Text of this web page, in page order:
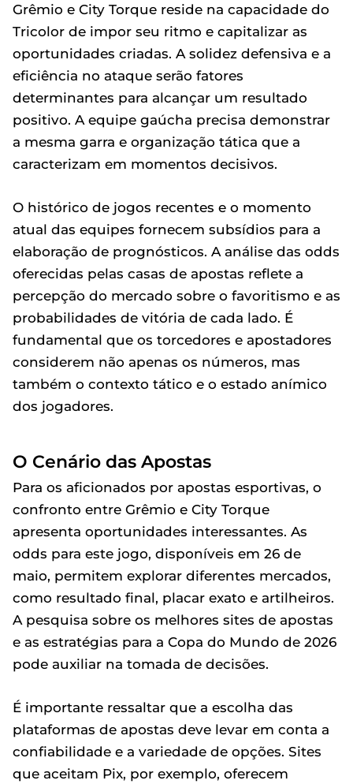
Grêmio e City Torque reside na capacidade do
Tricolor de impor seu ritmo e capitalizar as
oportunidades criadas. A solidez defensiva e a
eficiência no ataque serão fatores
determinantes para alcançar um resultado
positivo. A equipe gaúcha precisa demonstrar
a mesma garra e organização tática que a
caracterizam em momentos decisivos.
O histórico de jogos recentes e o momento
atual das equipes fornecem subsídios para a
elaboração de prognósticos. A análise das odds
oferecidas pelas casas de apostas reflete a
percepção do mercado sobre o favoritismo e as
probabilidades de vitória de cada lado. É
fundamental que os torcedores e apostadores
considerem não apenas os números, mas
também o contexto tático e o estado anímico
dos jogadores.
O Cenário das Apostas
Para os aficionados por apostas esportivas, o
confronto entre Grêmio e City Torque
apresenta oportunidades interessantes. As
odds para este jogo, disponíveis em 26 de
maio, permitem explorar diferentes mercados,
como resultado final, placar exato e artilheiros.
A pesquisa sobre os melhores sites de apostas
e as estratégias para a Copa do Mundo de 2026
pode auxiliar na tomada de decisões.
É importante ressaltar que a escolha das
plataformas de apostas deve levar em conta a
confiabilidade e a variedade de opções. Sites
que aceitam Pix, por exemplo, oferecem